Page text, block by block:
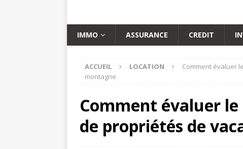
IMMO ASSURANCE CREDIT
ACCUEIL LOCATION
Comment évaluer
montagne
Comment évaluer
de propriétés de